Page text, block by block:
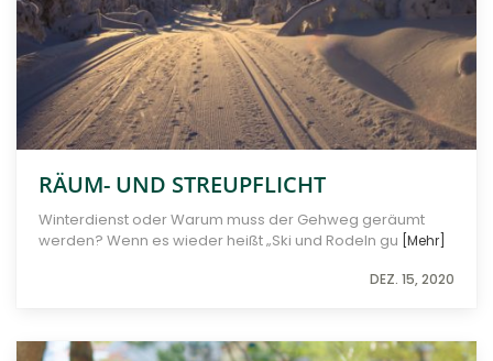
RÄUM- UND STREUPFLICHT
Winterdienst oder Warum muss der Gehweg geräumt
werden? Wenn es wieder heißt „Ski und Rodeln gu [Mehr]
DEZ. 15, 2020